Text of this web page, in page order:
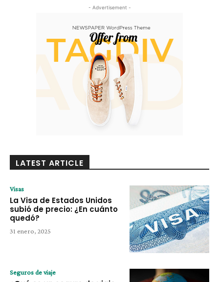
- Advertisement -
LATEST ARTICLE
Visas
La Visa de Estados Unidos
subió de precio: ¿En cuánto
quedó?
31 enero, 2025
Seguros de viaje